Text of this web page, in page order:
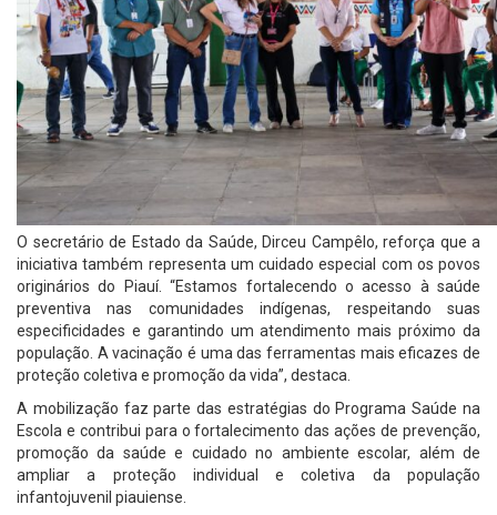
O secretário de Estado da Saúde, Dirceu Campêlo, reforça que a
iniciativa também representa um cuidado especial com os povos
originários do Piauí. “Estamos fortalecendo o acesso à saúde
preventiva nas comunidades indígenas, respeitando suas
especificidades e garantindo um atendimento mais próximo da
população. A vacinação é uma das ferramentas mais eficazes de
proteção coletiva e promoção da vida”, destaca.
A mobilização faz parte das estratégias do Programa Saúde na
Escola e contribui para o fortalecimento das ações de prevenção,
promoção da saúde e cuidado no ambiente escolar, além de
ampliar a proteção individual e coletiva da população
infantojuvenil piauiense.